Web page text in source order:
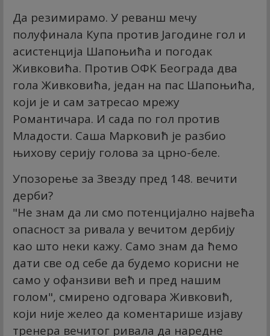
Да резимирамо. У реванш мечу
полуфинала Купа против Јагодине гол и
асистенција Шапоњића и погодак
Живковића. Против ОФК Београда два
гола Живковића, један на пас Шапоњића,
који је и сам затресао мрежу
Романтичара. И сада по гол против
Младости. Саша Марковић је разбио
њихову серију голова за црно-беле.
Упозорење за Звезду пред 148. вечити
дерби?
"Не знам да ли смо потенцијално највећа
опасност за ривала у вечитом дербију
као што неки кажу. Само знам да ћемо
дати све од себе да будемо корисни не
само у офанзиви већ и пред нашим
голом", смирено одговара Живковић,
који није желео да коментарише изјаву
тренера вечитог ривала да наредне